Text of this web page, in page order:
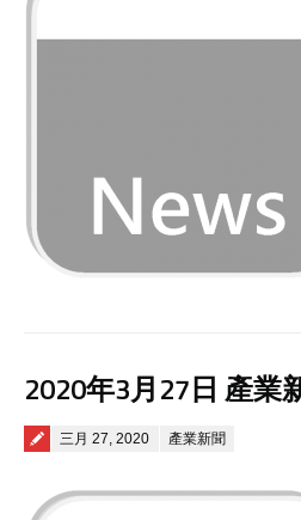
2020年3月27日 產業
Posted on
三月 27, 2020 產業新聞